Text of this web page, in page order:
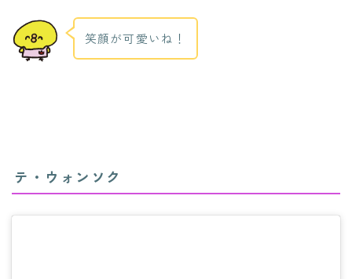
笑顔が可愛いね！
テ・ウォンソク